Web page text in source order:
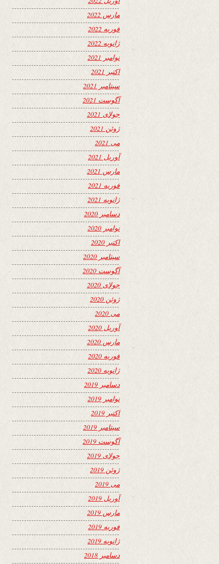
مارس 2022
فوریه 2022
ژانویه 2022
نوامبر 2021
اکتبر 2021
سپتامبر 2021
آگوست 2021
جولای 2021
ژوئن 2021
می 2021
آوریل 2021
مارس 2021
فوریه 2021
ژانویه 2021
دسامبر 2020
نوامبر 2020
اکتبر 2020
سپتامبر 2020
آگوست 2020
جولای 2020
ژوئن 2020
می 2020
آوریل 2020
مارس 2020
فوریه 2020
ژانویه 2020
دسامبر 2019
نوامبر 2019
اکتبر 2019
سپتامبر 2019
آگوست 2019
جولای 2019
ژوئن 2019
می 2019
آوریل 2019
مارس 2019
فوریه 2019
ژانویه 2019
دسامبر 2018